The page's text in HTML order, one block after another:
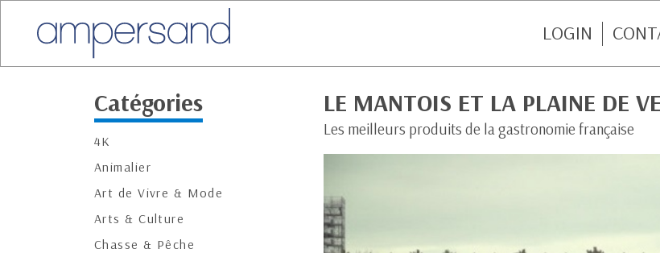
LOGIN
Catégories
4K
Animalier
Art de Vivre & Mode
Arts & Culture
Chasse & Pêche
LE MANTOIS ET LA PLAINE DE
Les meilleurs produits de la gastronomie française